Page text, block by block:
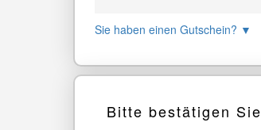
Sie haben einen Gutschein? ▼
Bitte bestätigen Sie